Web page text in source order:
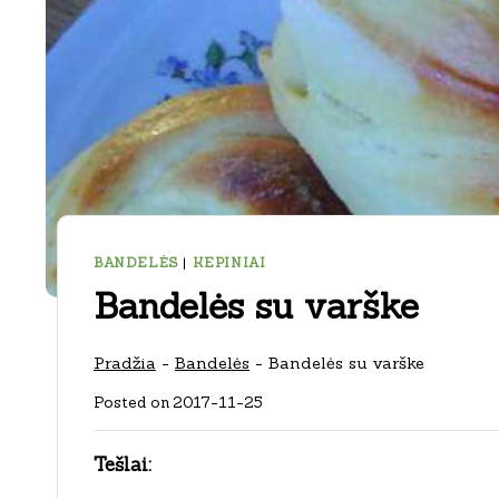
BANDELĖS | KEPINIAI
Bandelės su varške
Pradžia - Bandelės - Bandelės su varške
Posted on2017-11-25
Tešlai: